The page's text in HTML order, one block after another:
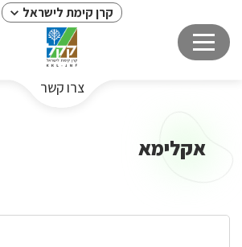
קרן קימת לישראל
צרו קשר
אקלימא